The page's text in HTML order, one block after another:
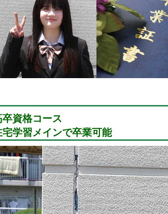
卒資格コース
宅学習メインで卒業可能